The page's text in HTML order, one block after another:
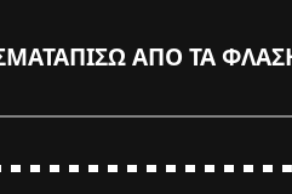
ΠΙΣΩ ΑΠΟ ΤΑ ΦΛΑΣ